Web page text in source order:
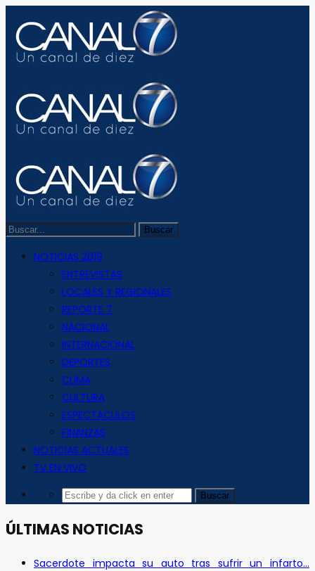
NOTICIAS 2019
ENTREVISTAS
LOCALES Y REGIONALES
REPORTE 7
NACIONAL
INTERNACIONAL
DEPORTES
CLIMA
CULTURA
ESPECTACULOS
FINANZAS
NOTICIAS ACTUALES
TV EN VIVO
ÚLTIMAS NOTICIAS
Sacerdote impacta su auto tras sufrir un infarto…